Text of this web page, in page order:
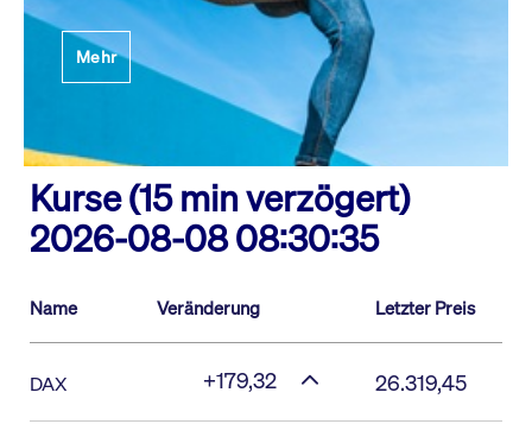
Mehr
Kurse (15 min verzögert)
2026-08-08 08:30:35
Name Veränderung Letzter Preis
DAX +179,32 26.319,45